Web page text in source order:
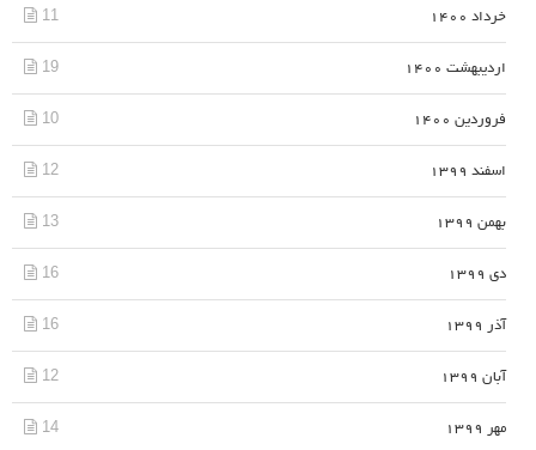
خرداد 1400 11
اردیبهشت 1400 19
فروردین 1400 10
اسفند 1399 12
بهمن 1399 13
دی 1399 16
آذر 1399 16
آبان 1399 12
مهر 1399 14